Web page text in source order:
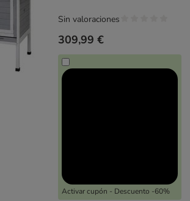
309,99 €
Activar cupón - Descuento -60%
Sin valoraciones